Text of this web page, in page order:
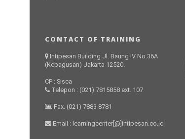
CONTACT OF TRAINING
Intipesan Building Jl. Baung IV No.36A
(Kebagusan) Jakarta 12520.
CP : Sisca
Telepon : (021) 7815858 ext. 107
Fax. (021) 7883 8781
Email : learningcenter[@]intipesan.co.id